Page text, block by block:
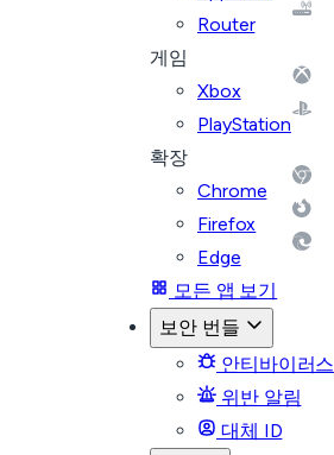
Router
게임
Xbox
PlayStation
확장
Chrome
Firefox
Edge
모든 앱 보기
보안 번들
안티바이러스
위반 알림
대체 ID